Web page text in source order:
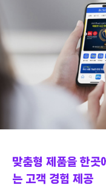
맞춤형 제품을 한곳
는 고객 경험 제공